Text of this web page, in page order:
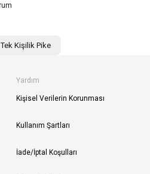
Tek Kişilik Pike
Yardım
Kişisel Verilerin Korunması
Kullanım Şartları
İade/İptal Koşulları